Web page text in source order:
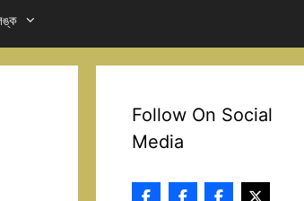
Follow On Social
Media